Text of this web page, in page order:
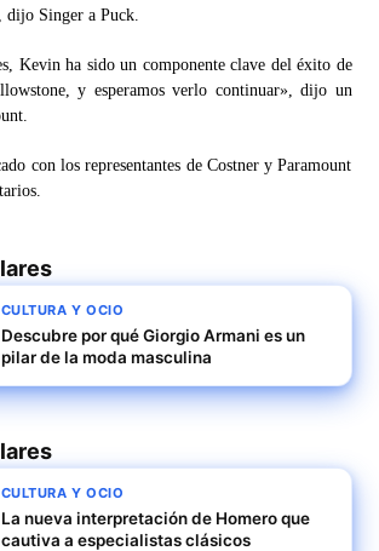
dijo Singer a Puck.
Kevin ha sido un componente clave del éxito de
y esperamos verlo continuar», dijo un
con los representantes de Costner y Paramount
CULTURA Y OCIO
Descubre por qué Giorgio Armani es un
pilar de la moda masculina
CULTURA Y OCIO
La nueva interpretación de Homero que
cautiva a especialistas clásicos